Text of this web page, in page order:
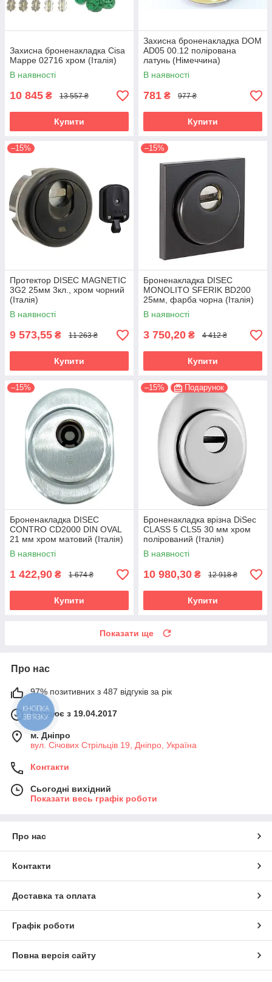
Захисна броненакладка Cisa
Mappe 02716 хром (Італія)
В наявності
10 845 ₴ 13 557 ₴
Купити
Захисна броненакладка DOM
AD05 00.12 полірована
латунь (Німеччина)
В наявності
781 ₴ 977 ₴
Купити
–15%
Протектор DISEC MAGNETIC
3G2 25мм 3кл., хром чорний
(Італія)
В наявності
9 573,55 ₴ 11 263 ₴
Купити
–15%
Броненакладка DISEC
MONOLITO SFERIK BD200
25мм, фарба чорна (Італія)
В наявності
3 750,20 ₴ 4 412 ₴
Купити
–15%
Броненакладка DISEC
CONTRO CD2000 DIN OVAL
21 мм хром матовий (Італія)
В наявності
1 422,90 ₴ 1 674 ₴
Купити
–15% Подарунок
Броненакладка врізна DiSec
CLASS 5 CLS5 30 мм хром
полірований (Італія)
В наявності
10 980,30 ₴ 12 918 ₴
Купити
Показати ще
Про нас
97% позитивних з 487 відгуків за рік
Працює з 19.04.2017
м. Дніпро
вул. Січових Стрільців 19, Дніпро, Україна
Контакти
Сьогодні вихідний
Показати весь графік роботи
Про нас
Контакти
Доставка та оплата
Графік роботи
Повна версія сайту
КНОПКА
ЗВ'ЯЗКУ